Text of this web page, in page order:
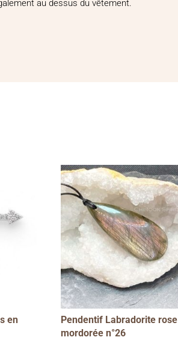
au dessus du vêtement.
en
Pendentif Labradorite rose
mordorée n°26